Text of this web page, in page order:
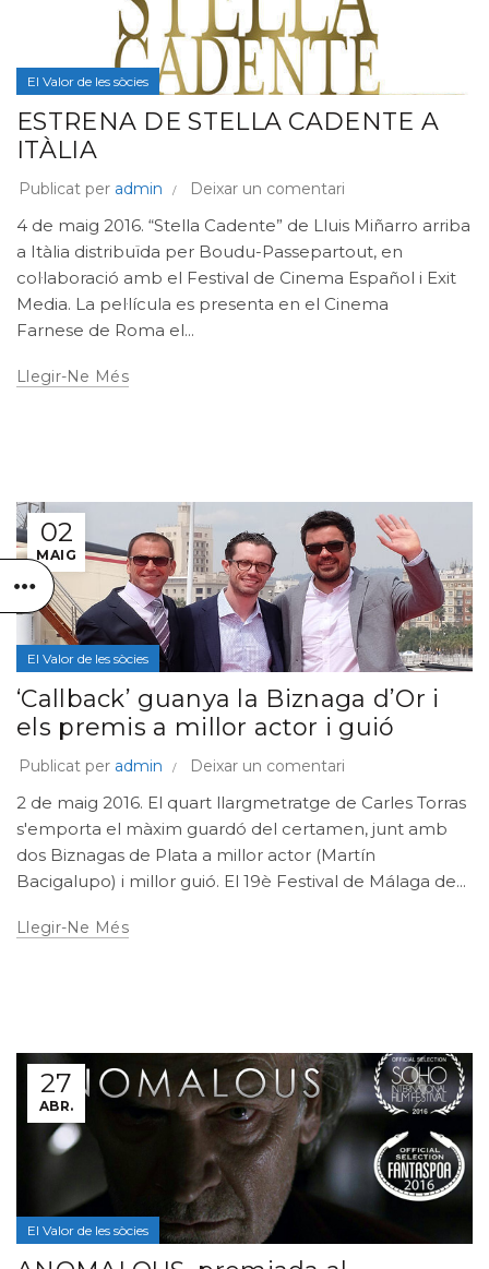
El Valor de les sòcies
ESTRENA DE STELLA CADENTE A
ITÀLIA
Publicat per admin Deixar un comentari
4 de maig 2016. “Stella Cadente” de Lluis Miñarro arriba
a Itàlia distribuïda per Boudu-Passepartout, en
col·laboració amb el Festival de Cinema Español i Exit
Media. La pel·lícula es presenta en el Cinema
Farnese de Roma el...
Llegir-Ne Més
02
MAIG
El Valor de les sòcies
‘Callback’ guanya la Biznaga d’Or i
els premis a millor actor i guió
Publicat per admin Deixar un comentari
2 de maig 2016. El quart llargmetratge de Carles Torras
s'emporta el màxim guardó del certamen, junt amb
dos Biznagas de Plata a millor actor (Martín
Bacigalupo) i millor guió. El 19è Festival de Málaga de...
Llegir-Ne Més
27
ABR.
El Valor de les sòcies